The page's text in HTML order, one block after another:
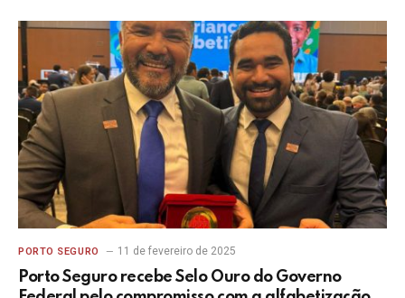
PORTO SEGURO 11 de fevereiro de 2025
Porto Seguro recebe Selo Ouro do Governo